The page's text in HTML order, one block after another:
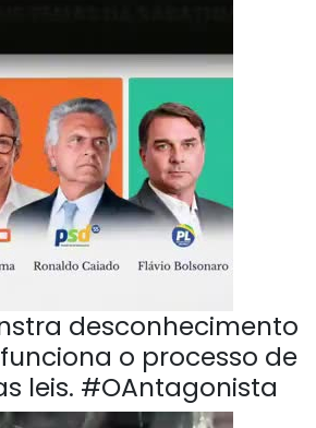
desconhecimento
o processo de
leis. #OAntagonista